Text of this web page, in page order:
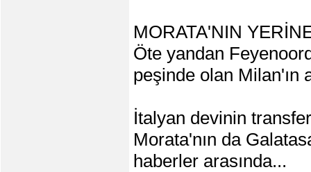
MORATA'NIN
Öte yandan
peşinde olan Milan'ın
İtalyan devinin
Morata'nın da
haberler arasında...